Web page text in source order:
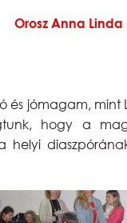
Orosz Anna Linda
és jómagam, mint
hogy a
helyi